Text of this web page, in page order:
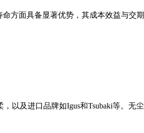
方面具备显著优势，其成本效益与交
以及进口品牌如Igus和Tsubaki等。无